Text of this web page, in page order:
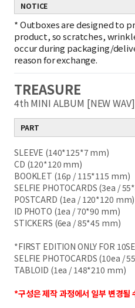
NOTICE
*Outboxes are designed to
product, so scratches,
occur during packaging/
reason for exchange.
TREASURE
4th MINI ALBUM [NEW WAV]
PART
SLEEVE (140*125*7 mm)
CD (120*120 mm)
BOOKLET (16p / 115*115 mm)
SELFIE PHOTOCARDS (3ea /
POSTCARD (1ea / 120*120 mm)
ID PHOTO (1ea / 70*90 mm)
STICKERS (6ea / 85*45 mm)
*FIRST EDITION ONLY FOR
SELFIE PHOTOCARDS (10ea /
TABLOID (1ea / 148*210 mm)
*구성은 제작 과정에서 일부 변경될